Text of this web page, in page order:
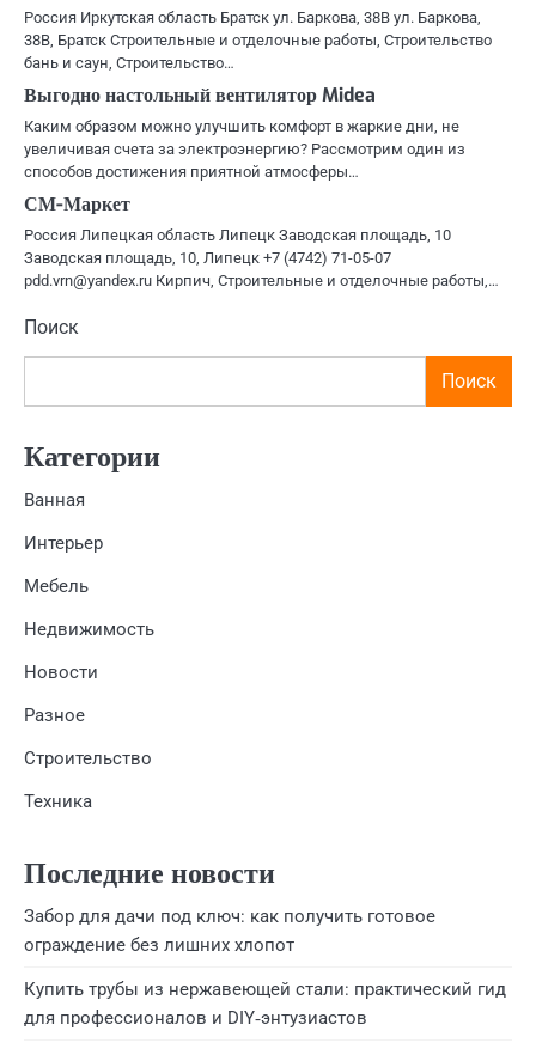
Россия Иркутская область Братск ул. Баркова, 38В ул. Баркова,
38В, Братск Строительные и отделочные работы, Строительство
бань и саун, Строительство…
Выгодно настольный вентилятор Midea
Каким образом можно улучшить комфорт в жаркие дни, не
увеличивая счета за электроэнергию? Рассмотрим один из
способов достижения приятной атмосферы…
СМ-Маркет
Россия Липецкая область Липецк Заводская площадь, 10
Заводская площадь, 10, Липецк +7 (4742) 71-05-07
pdd.vrn@yandex.ru Кирпич, Строительные и отделочные работы,…
Поиск
Поиск
Категории
Ванная
Интерьер
Мебель
Недвижимость
Новости
Разное
Строительство
Техника
Последние новости
Забор для дачи под ключ: как получить готовое
ограждение без лишних хлопот
Купить трубы из нержавеющей стали: практический гид
для профессионалов и DIY‑энтузиастов